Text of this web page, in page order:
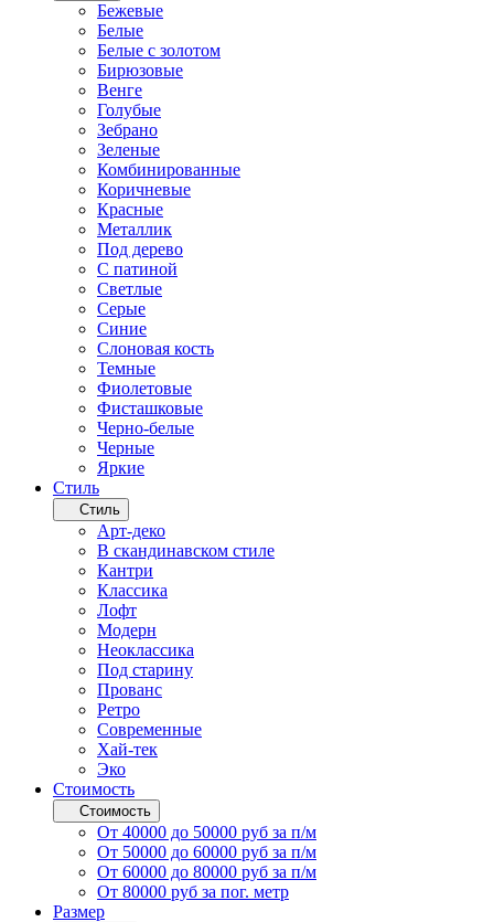
Бежевые
Белые
Белые с золотом
Бирюзовые
Венге
Голубые
Зебрано
Зеленые
Комбинированные
Коричневые
Красные
Металлик
Под дерево
С патиной
Светлые
Серые
Синие
Слоновая кость
Темные
Фиолетовые
Фисташковые
Черно-белые
Черные
Яркие
Стиль
Стиль
Арт-деко
В скандинавском стиле
Кантри
Классика
Лофт
Модерн
Неоклассика
Под старину
Прованс
Ретро
Современные
Хай-тек
Эко
Стоимость
Стоимость
От 40000 до 50000 руб за п/м
От 50000 до 60000 руб за п/м
От 60000 до 80000 руб за п/м
От 80000 руб за пог. метр
Размер